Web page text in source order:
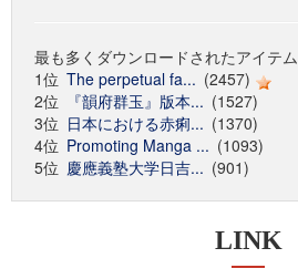
最も多くダウンロードされたアイテム
1位 The perpetual fa... (2457)
2位
『韻府群玉』版本... (1527)
3位 日本における赤痢... (1370)
4位 Promoting Manga ... (1093)
5位 慶應義塾大学日吉... (901)
LINK